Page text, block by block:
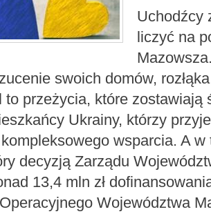
Uchodźcy
liczyć na
swoich domów,
to przeżycia, które zostawiają
Ukrainy, którzy
wsparcia. A w
decyzją Zarządu
13,4 mln zł
Województwa